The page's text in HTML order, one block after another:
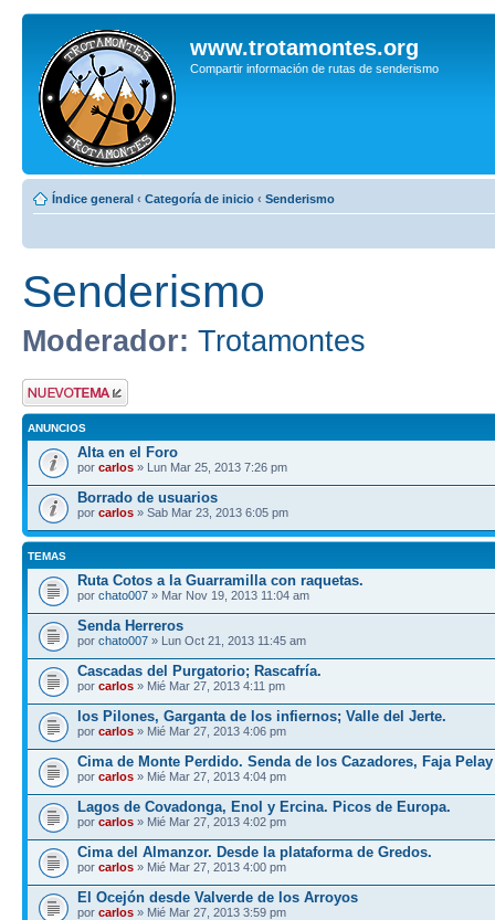
www.trotamontes.org
Compartir información de rutas de senderismo
Índice general ‹ Categoría de inicio ‹ Senderismo
Senderismo
Moderador: Trotamontes
Publicar un nuevo
tema
ANUNCIOS
Alta en el Foro
por carlos » Lun Mar 25, 2013 7:26 pm
Borrado de usuarios
por carlos » Sab Mar 23, 2013 6:05 pm
TEMAS
Ruta Cotos a la Guarramilla con raquetas.
por chato007 » Mar Nov 19, 2013 11:04 am
Senda Herreros
por chato007 » Lun Oct 21, 2013 11:45 am
Cascadas del Purgatorio; Rascafría.
por carlos » Mié Mar 27, 2013 4:11 pm
los Pilones, Garganta de los infiernos; Valle del Jerte.
por carlos » Mié Mar 27, 2013 4:06 pm
Cima de Monte Perdido. Senda de los Cazadores, Faja Pelay
por carlos » Mié Mar 27, 2013 4:04 pm
Lagos de Covadonga, Enol y Ercina. Picos de Europa.
por carlos » Mié Mar 27, 2013 4:02 pm
Cima del Almanzor. Desde la plataforma de Gredos.
por carlos » Mié Mar 27, 2013 4:00 pm
El Ocejón desde Valverde de los Arroyos
por carlos » Mié Mar 27, 2013 3:59 pm